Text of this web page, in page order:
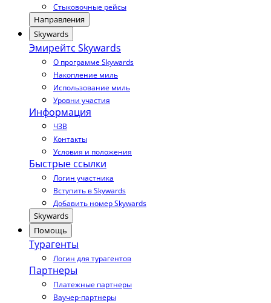
Стыковочные рейсы
Направления
Skywards
Эмирейтс Skywards
О программе Skywards
Накопление миль
Использование миль
Уровни участия
Информация
ЧЗВ
Контакты
Условия и положения
Быстрые ссылки
Логин участника
Вступить в Skywards
Добавить номер Skywards
Skywards
Помощь
Турагенты
Логин для турагентов
Партнеры
Платежные партнеры
Ваучер-партнеры